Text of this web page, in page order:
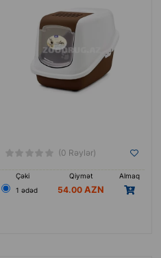
(0 Rəylər)
Çəki Qiymət
Almaq
1 ədəd
54.00